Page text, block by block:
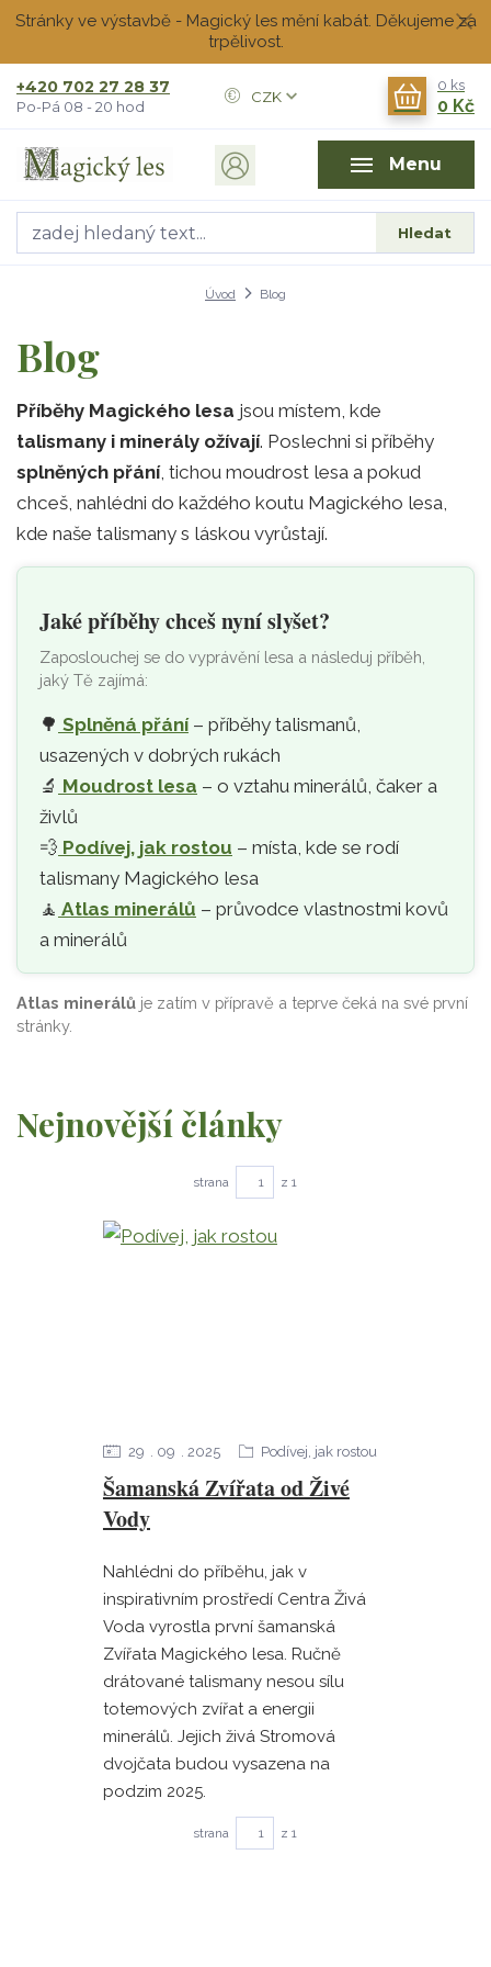
Stránky ve výstavbě - Magický les mění kabát. Děkujeme za
trpělivost.
Menu
CZK
Hledat
+420 702 27 28 37
Po-Pá 08 - 20 hod
0 ks
0 Kč
Úvod Blog
Blog
Příběhy Magického lesa jsou místem, kde
talismany i minerály ožívají. Poslechni si příběhy
splněných přání, tichou moudrost lesa a pokud
chceš, nahlédni do každého koutu Magického lesa,
kde naše talismany s láskou vyrůstají.
Jaké příběhy chceš nyní slyšet?
Zaposlouchej se do vyprávění lesa a následuj příběh,
jaký Tě zajímá:
🌳 Splněná přání– příběhy talismanů,
usazených v dobrých rukách
🔬 Moudrost lesa – o vztahu minerálů, čaker a
živlů
💨 Podívej, jak rostou – místa, kde se rodí
talismany Magického lesa
🧘‍ Atlas minerálů – průvodce vlastnostmi kovů
a minerálů
Atlas minerálů je zatím v přípravě a teprve čeká na své první
stránky.
Nejnovější články
strana z 1
Šamanská Zvířata od Živé
Vody
29 09 2025 Podívej, jak rostou
Nahlédni do příběhu, jak v
inspirativním prostředí Centra Živá
Voda vyrostla první šamanská
Zvířata Magického lesa. Ručně
drátované talismany nesou sílu
totemových zvířat a energii
minerálů. Jejich živá Stromová
dvojčata budou vysazena na
podzim 2025.
strana z 1